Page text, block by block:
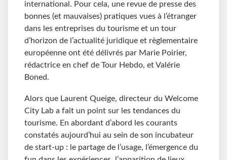
international. Pour cela, une revue de presse des
bonnes (et mauvaises) pratiques vues à l’étranger
dans les entreprises du tourisme et un tour
d’horizon de l’actualité juridique et règlementaire
européenne ont été délivrés par Marie Poirier,
rédactrice en chef de Tour Hebdo, et Valérie
Boned.
Alors que Laurent Queige, directeur du Welcome
City Lab a fait un point sur les tendances du
tourisme. En abordant d’abord les courants
constatés aujourd’hui au sein de son incubateur
de start-up : le partage de l’usage, l’émergence du